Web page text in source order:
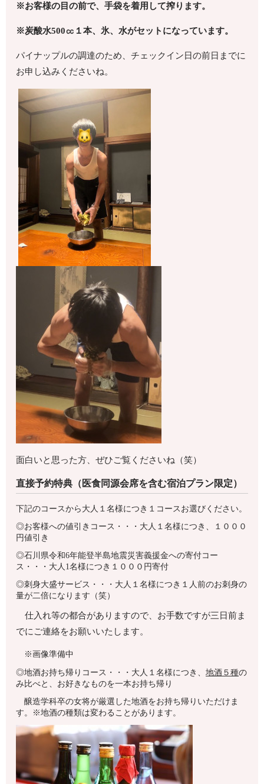
※お客様の目の前で、手袋を着用して搾ります。
※炭酸水500㏄１本、氷、水がセットになっています。
パイナップルの調達のため、チェックイン日の前日までに
お申し込みくださいね。
面白いと思った方、ぜひご覧くださいね（笑）
直接予約特典（医食同源会席を含む宿泊プラン限定）
下記のコースから大人１名様につき１コースお選びください。
◎お客様への値引きコース・・・大人１名様につき、１０００
円値引き
◎石川県令和6年能登半島地震災害義援金への寄付コー
ス・・・大人1名様につき１０００円寄付
◎刺身大盛サービス・・・大人１名様につき１人前のお刺身の
量が二倍になります（笑）
仕入れ等の都合がありますので、お手数ですが三日前ま
でにご連絡をお願いいたします。
※画像準備中
◎地酒お持ち帰りコース・・・大人１名様につき、地酒５種の
み比べと、お好きなものを一本お持ち帰り
醸造学科卒の女将が厳選した地酒をお持ち帰りいただけま
す。※地酒の種類は変わることがあります。